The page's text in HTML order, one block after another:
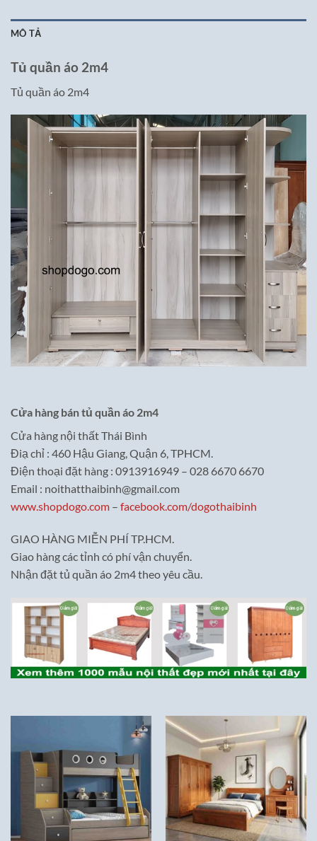
MÔ TẢ
Tủ quần áo 2m4
Tủ quần áo 2m4
Cửa hàng bán tủ quần áo 2m4
Cửa hàng nội thất Thái Bình
Điạ chỉ : 460 Hậu Giang, Quận 6, TPHCM.
Điện thoại đặt hàng : 0913916949 – 028 6670 6670
Email : noithatthaibinh@gmail.com
www.shopdogo.com – facebook.com/dogothaibinh
GIAO HÀNG MIỄN PHÍ TP.HCM.
Giao hàng các tỉnh có phí vận chuyển.
Nhận đặt tủ quần áo 2m4 theo yêu cầu.